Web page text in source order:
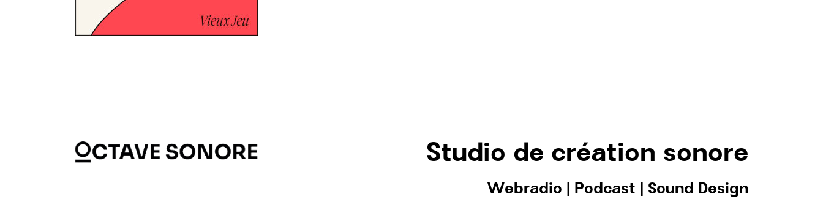
Studio de création sonore
Webradio Podcast Sound Design